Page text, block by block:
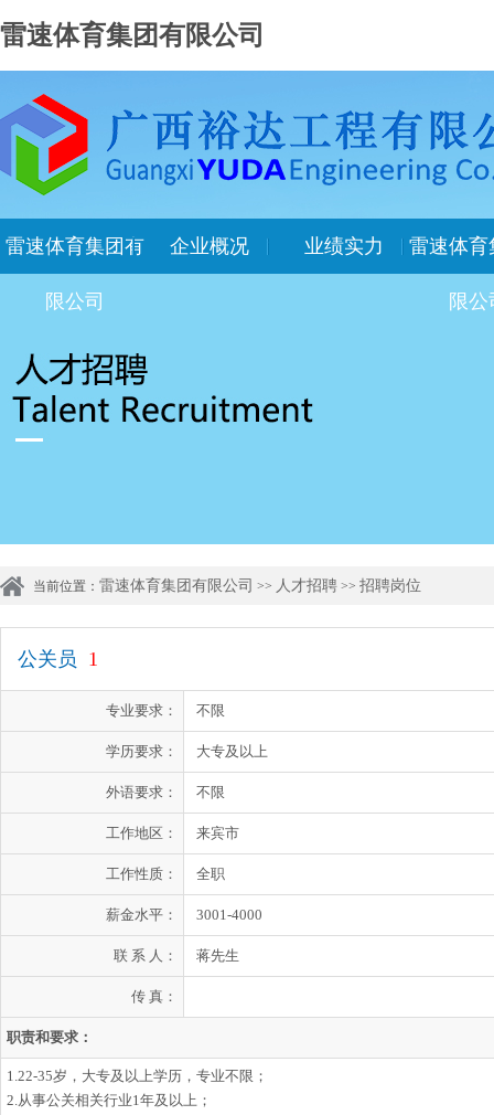
雷速体育集团有限公司
雷速体育集团有
限公司
企业概况 业绩实力 雷速体育
限公
当前位置： 雷速体育集团有限公司 >> 人才招聘 >> 招聘岗位
公关员 1
专业要求： 不限
学历要求： 大专及以上
外语要求： 不限
工作地区： 来宾市
工作性质： 全职
薪金水平： 3001-4000
联 系 人： 蒋先生
传 真：
职责和要求：
1.22-35岁，大专及以上学历，专业不限；
2.从事公关相关行业1年及以上；